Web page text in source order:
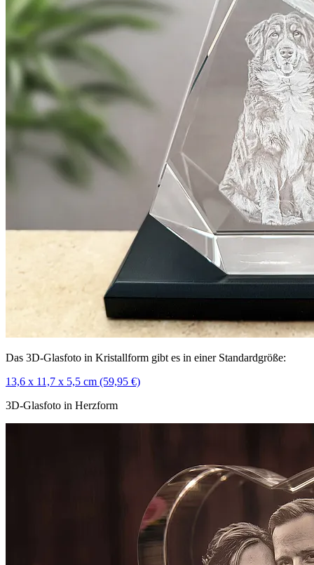
Das 3D-Glasfoto in Kristallform gibt es in einer Standardgröße:
13,6 x 11,7 x 5,5 cm (59,95 €)
3D-Glasfoto in Herzform